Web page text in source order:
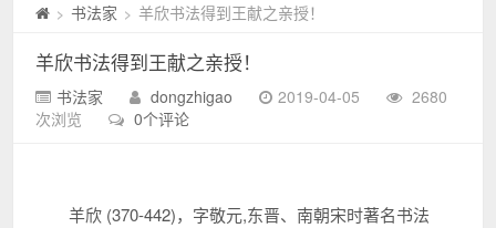
> 书法家 > 羊欣书法得到王献之亲授！
羊欣书法得到王献之亲授！
书法家 dongzhigao 2019-04-05
2680
次浏览
0个评论
羊欣 (370-442)，字敬元,东晋、南朝宋时著名书法